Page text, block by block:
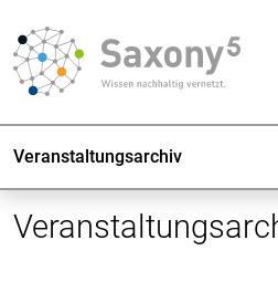
Veranstaltungsarchiv